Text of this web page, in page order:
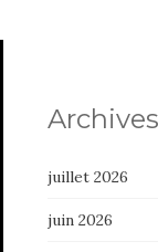
Archives
juillet 2026
juin 2026